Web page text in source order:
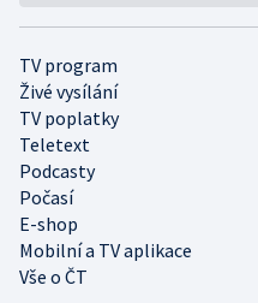
TV program
Živé vysílání
TV poplatky
Teletext
Podcasty
Počasí
E-shop
Mobilní a TV aplikace
Vše o ČT